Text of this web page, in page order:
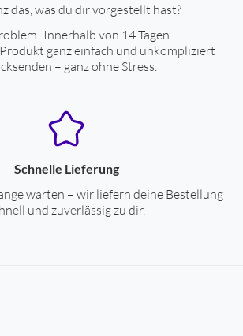
das, was du dir vorgestellt hast?
Innerhalb von 14 Tagen
ganz einfach und unkompliziert
– ganz ohne Stress.
Schnelle Lieferung
warten – wir liefern deine Bestellung
und zuverlässig zu dir.